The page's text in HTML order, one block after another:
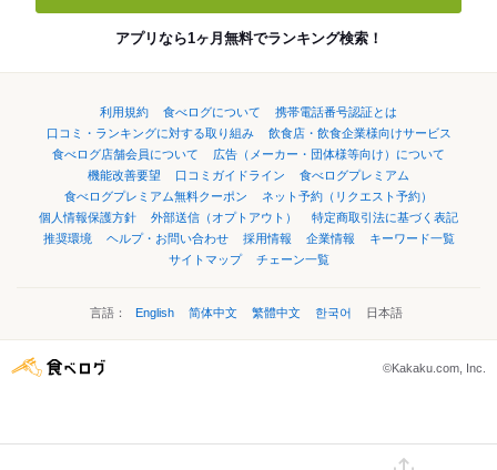
アプリなら1ヶ月無料でランキング検索！
利用規約 食べログについて
携帯電話番号認証とは
口コミ・ランキングに対する取り組み
飲食店・飲食企業様向けサービス
食べログ店舗会員について
広告（メーカー・団体様等向け）について
機能改善要望
口コミガイドライン
食べログプレミアム
食べログプレミアム無料クーポン
ネット予約（リクエスト予約）
個人情報保護方針
外部送信（オプトアウト）
特定商取引法に基づく表記
推奨環境
ヘルプ・お問い合わせ 採用情報 企業情報
キーワード一覧
サイトマップ
チェーン一覧
言語： English 简体中文 繁體中文 한국어 日本語
©Kakaku.com, Inc.